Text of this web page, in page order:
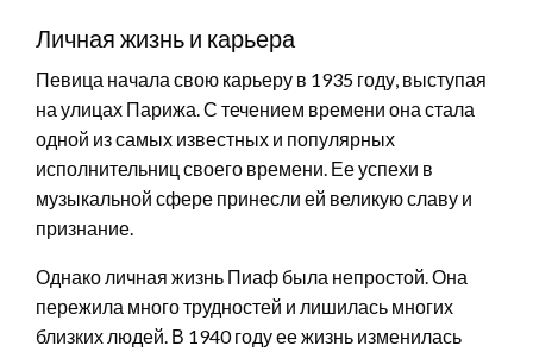
Личная жизнь и карьера
Певица начала свою карьеру в 1935 году, выступая
на улицах Парижа. С течением времени она стала
одной из самых известных и популярных
исполнительниц своего времени. Ее успехи в
музыкальной сфере принесли ей великую славу и
признание.
Однако личная жизнь Пиаф была непростой. Она
пережила много трудностей и лишилась многих
близких людей. В 1940 году ее жизнь изменилась